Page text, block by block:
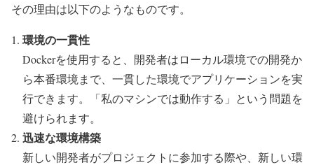
その理由は以下のようなものです。
環境の一貫性
Dockerを使用すると、開発者はローカル環境での開発か
ら本番環境まで、一貫した環境でアプリケーションを実
行できます。「私のマシンでは動作する」という問題を
避けられます。
迅速な環境構築
新しい開発者がプロジェクトに参加する際や、新しい環